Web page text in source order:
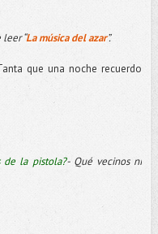
“La música del azar”.
que una noche recuerdo
de la pistola?- Qué vecinos ni